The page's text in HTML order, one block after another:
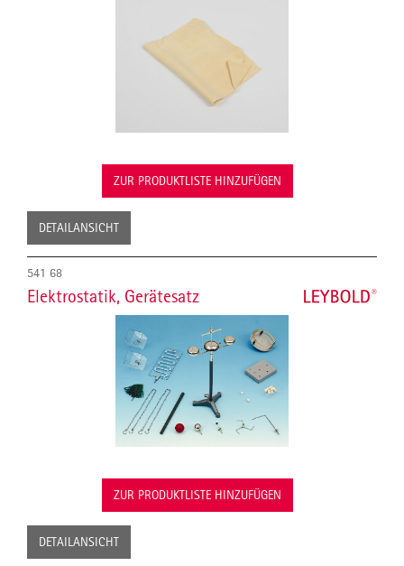
ZUR PRODUKTLISTE HINZUFÜGEN
DETAILANSICHT
541 68
Elektrostatik, Gerätesatz
ZUR PRODUKTLISTE HINZUFÜGEN
DETAILANSICHT